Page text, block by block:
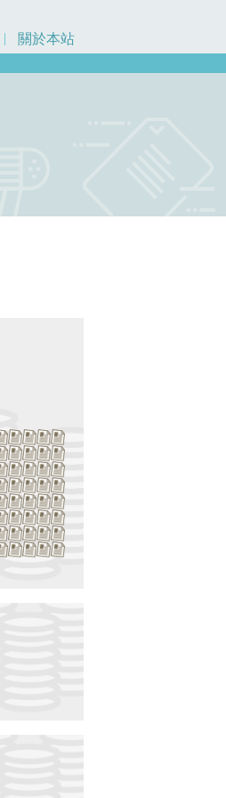
關於本站